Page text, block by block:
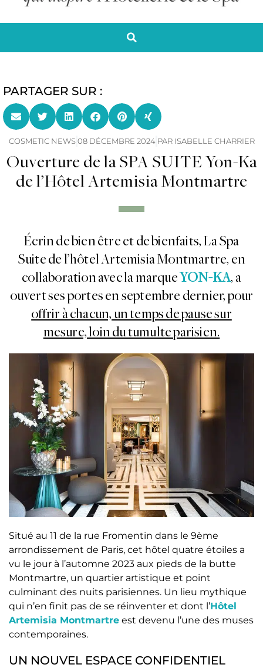
PARTAGER SUR :
COSMETIC NEWS 08 DÉCEMBRE 2024 PARISABELLE CHARRIER
Ouverture de la SPA SUITE Yon-Ka
de l’Hôtel Artemisia Montmartre
Écrin de bien être et de bienfaits, La Spa
Suite de l’hôtel Artemisia Montmartre, en
collaboration avec la marqueYON-KA, a
ouvert ses portes en septembre dernier, pour
offrir à chacun, un temps de pause sur
mesure, loin du tumulte parisien.
Situé au 11 de la rue Fromentin dans le 9ème
arrondissement de Paris, cet hôtel quatre étoiles a
vu le jour à l’automne 2023 aux pieds de la butte
Montmartre, un quartier artistique et point
culminant des nuits parisiennes. Un lieu mythique
qui n’en finit pas de se réinventer et dont l’Hôtel
Artemisia Montmartre est devenu l’une des muses
contemporaines.
UN NOUVEL ESPACE CONFIDENTIEL